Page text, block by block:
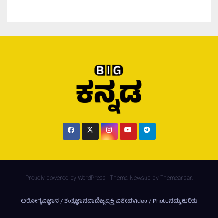
Proudly powered by WordPress | Theme:Newsup byThemeansar.
ಆರೋಗ್ಯವಿಜ್ಞಾನ / ತಂತ್ರಜ್ಞಾನವಾಣಿಜ್ಯವ್ಯಕ್ತಿ ವಿಶೇಷVideo / Photoನಮ್ಮ ಕುರಿತು